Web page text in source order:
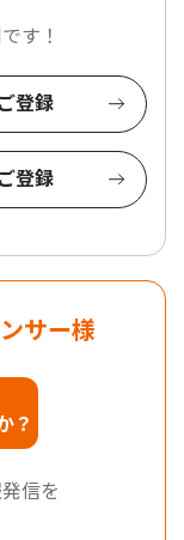
す！
登録
登録
サー様
？
信を